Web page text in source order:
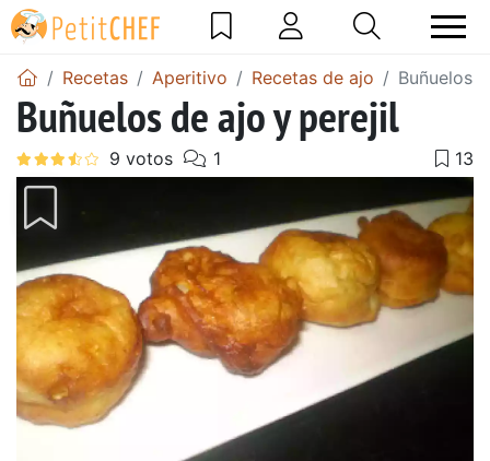
Recetas Aperitivo Recetas de ajo Buñuelos
Buñuelos de ajo y perejil